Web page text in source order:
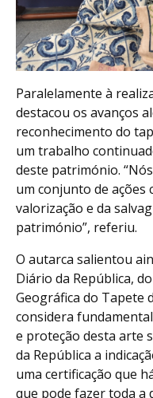
Paralelamente à
destacou os avanços
reconhecimento do
um trabalho
deste património.
um conjunto de ações
valorização e da
património”, referiu.
O autarca salientou
Diário da República,
Geográfica do Tapete
considera
e proteção desta arte
da República a
uma certificação que
que pode fazer toda a